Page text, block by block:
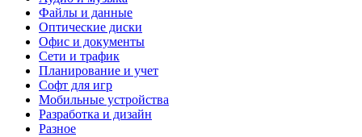
Файлы и данные
Оптические диски
Офис и документы
Сети и трафик
Планирование и учет
Софт для игр
Мобильные устройства
Разработка и дизайн
Разное